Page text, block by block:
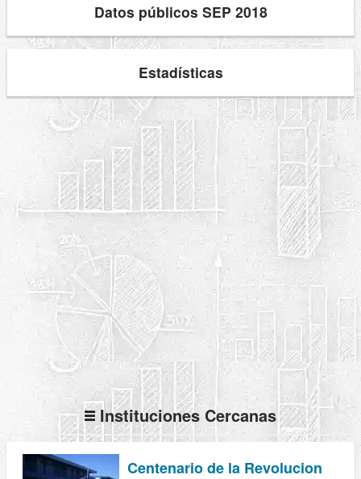
Datos públicos SEP 2018
Estadísticas
Instituciones Cercanas
Centenario de la Revolucion